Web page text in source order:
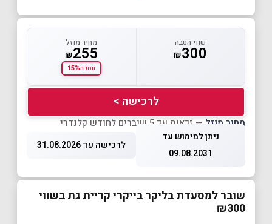
שווי הטבה
₪300
מחיר מוזל
₪255
חסכת15%
לרכישה >
מחיר מוזל — זכאות עד 5 שוברים לחודש קלנדרי
ניתן למימוש עד
09.08.2031
לרכישה עד 31.08.2026
שובר למסעדת בליקר בייקרי קריית גת בשווי
₪300